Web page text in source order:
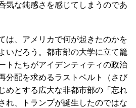
気な鈍感さを感じてしまうのであ
は、アメリカで何が起きたのかを
いだろう。都市部の大学に立て籠
トたちがアイデンティティの政治
分配を求めるラストベルト（さび
めとする広大な非都市部の「忘れ
れ、トランプが誕生したのではな